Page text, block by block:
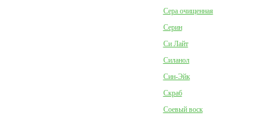
Сера очищенная
Серин
Си Лайт
Силанол
Син-Эйк
Скраб
Соевый воск